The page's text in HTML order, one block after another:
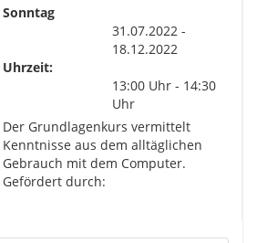
Sonntag
31.07.2022 -
18.12.2022
Uhrzeit:
13:00 Uhr - 14:30
Uhr
Der Grundlagenkurs vermittelt
Kenntnisse aus dem alltäglichen
Gebrauch mit dem Computer.
Gefördert durch: